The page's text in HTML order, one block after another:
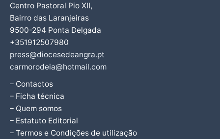
Centro Pastoral Pio XII,
Bairro das Laranjeiras
9500-294 Ponta Delgada
+351912507980
press@diocesedeangra.pt
carmorodeia@hotmail.com
– Contactos
– Ficha técnica
– Quem somos
– Estatuto Editorial
– Termos e Condições de utilização